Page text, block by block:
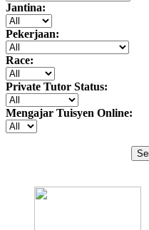
Jantina:
Pekerjaan:
Race:
Private Tutor Status:
Mengajar Tuisyen Online: